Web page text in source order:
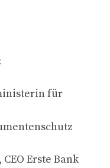
für
Erste Bank